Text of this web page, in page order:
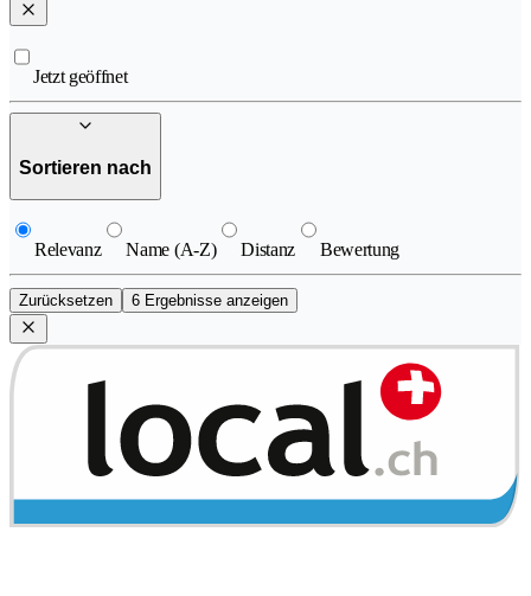
Jetzt geöffnet
Sortieren nach
Relevanz Name (A-Z) Distanz Bewertung
Zurücksetzen 6 Ergebnisse anzeigen